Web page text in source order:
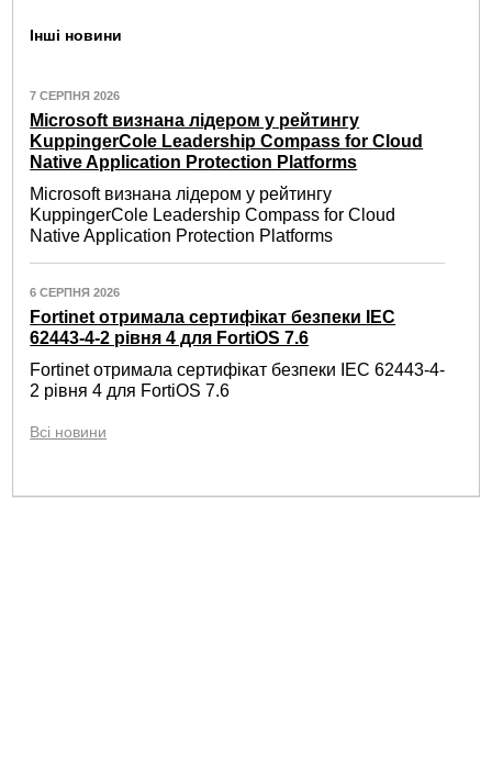
Інші новини
7 СЕРПНЯ 2026
Microsoft визнана лідером у рейтингу
KuppingerCole Leadership Compass for Cloud
Native Application Protection Platforms
Microsoft визнана лідером у рейтингу
KuppingerCole Leadership Compass for Cloud
Native Application Protection Platforms
6 СЕРПНЯ 2026
Fortinet отримала сертифікат безпеки IEC
62443-4-2 рівня 4 для FortiOS 7.6
Fortinet отримала сертифікат безпеки IEC 62443-4-
2 рівня 4 для FortiOS 7.6
Всі новини